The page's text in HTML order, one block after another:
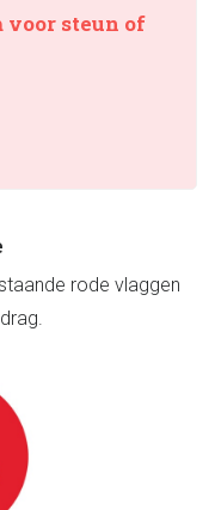
steun of
rode vlaggen